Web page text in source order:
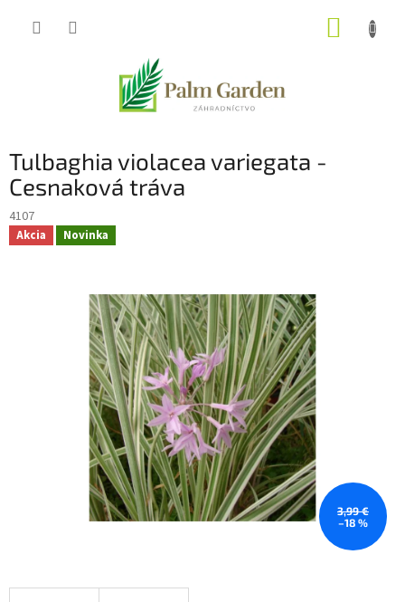
Tulbaghia violacea variegata -
Cesnaková tráva
4107
Akcia Novinka
3,99 €
–18 %